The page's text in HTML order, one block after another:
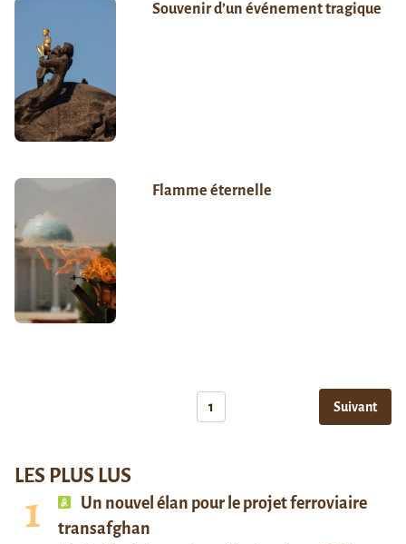
Souvenir d’un événement tragique
Flamme éternelle
1 Suivant
LES PLUS LUS
Un nouvel élan pour le projet ferroviaire
transafghan